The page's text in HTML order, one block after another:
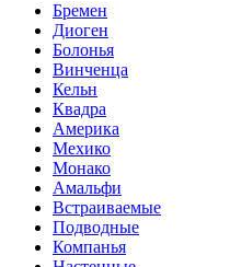
Бремен
Диоген
Болонья
Винченца
Кельн
Квадра
Америка
Мехико
Монако
Амальфи
Встраиваемые
Подводные
Компанья